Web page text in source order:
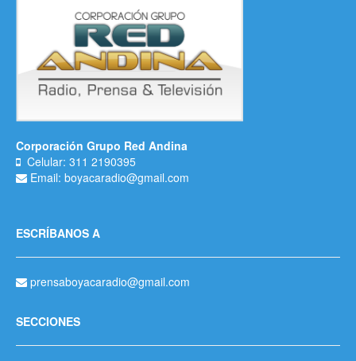
Corporación Grupo Red Andina
Celular: 311 2190395
Email: boyacaradio@gmail.com
ESCRÍBANOS A
prensaboyacaradio@gmail.com
SECCIONES